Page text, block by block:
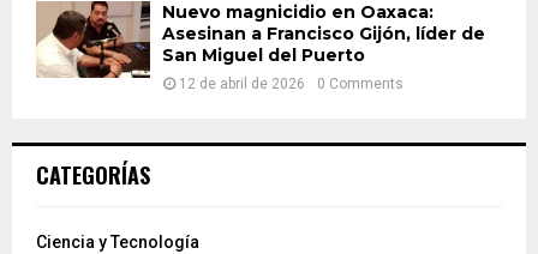
Nuevo magnicidio en Oaxaca:
Asesinan a Francisco Gijón, líder de
San Miguel del Puerto
12 de abril de 2026 0 Comments
CATEGORÍAS
Ciencia y Tecnología